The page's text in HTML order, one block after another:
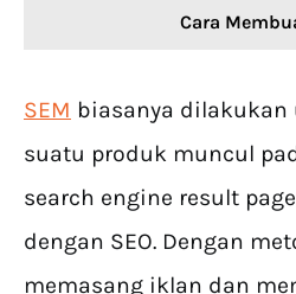
Cara
SEM biasanya
suatu produk muncul
search engine result
dengan SEO. Dengan
memasang iklan dan